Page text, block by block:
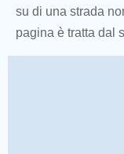
su di una strada
pagina è tratta dal